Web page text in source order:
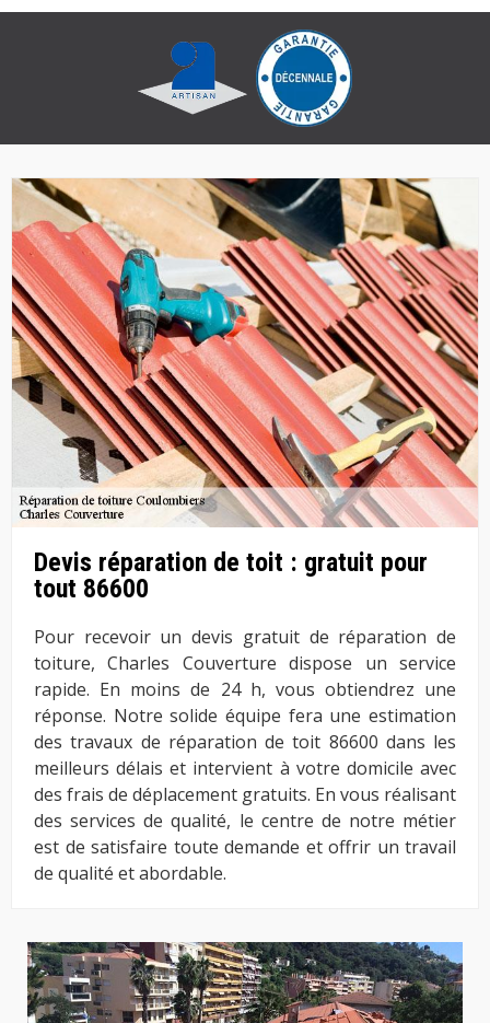
Devis réparation de toit : gratuit pour
tout 86600
Pour recevoir un devis gratuit de réparation de
toiture, Charles Couverture dispose un service
rapide. En moins de 24 h, vous obtiendrez une
réponse. Notre solide équipe fera une estimation
des travaux de réparation de toit 86600 dans les
meilleurs délais et intervient à votre domicile avec
des frais de déplacement gratuits. En vous réalisant
des services de qualité, le centre de notre métier
est de satisfaire toute demande et offrir un travail
de qualité et abordable.